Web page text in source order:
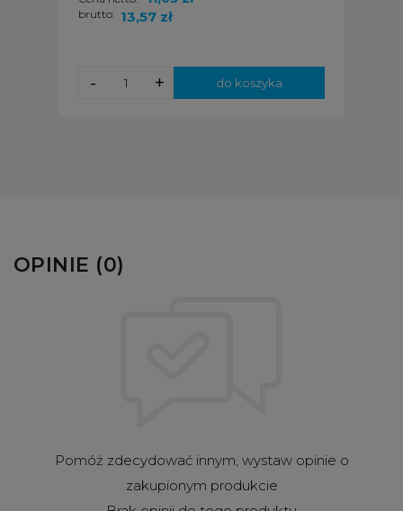
brutto: 13,57 zł
+
- do koszyka
OPINIE (0)
Pomóż zdecydować innym, wystaw opinie o
zakupionym produkcie